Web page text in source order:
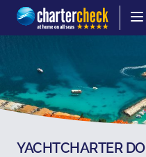
Chartercheck
YACHTCHARTER